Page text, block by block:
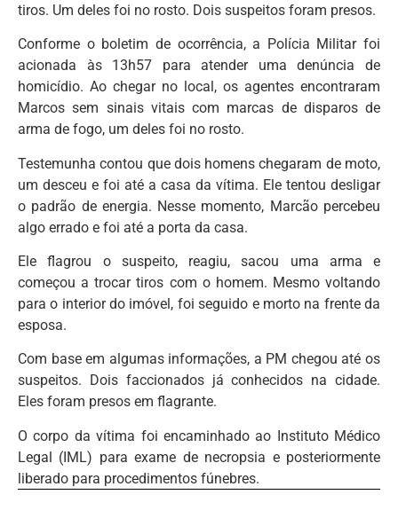
tiros. Um deles foi no rosto. Dois suspeitos foram presos.
Conforme o boletim de ocorrência, a Polícia Militar foi
acionada às 13h57 para atender uma denúncia de
homicídio. Ao chegar no local, os agentes encontraram
Marcos sem sinais vitais com marcas de disparos de
arma de fogo, um deles foi no rosto.
Testemunha contou que dois homens chegaram de moto,
um desceu e foi até a casa da vítima. Ele tentou desligar
o padrão de energia. Nesse momento, Marcão percebeu
algo errado e foi até a porta da casa.
Ele flagrou o suspeito, reagiu, sacou uma arma e
começou a trocar tiros com o homem. Mesmo voltando
para o interior do imóvel, foi seguido e morto na frente da
esposa.
Com base em algumas informações, a PM chegou até os
suspeitos. Dois faccionados já conhecidos na cidade.
Eles foram presos em flagrante.
O corpo da vítima foi encaminhado ao Instituto Médico
Legal (IML) para exame de necropsia e posteriormente
liberado para procedimentos fúnebres.